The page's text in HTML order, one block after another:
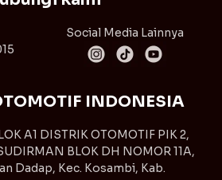
Social Media Lainnya
INDONESIA
A1 DISTRIK OTOMOTIF PIK 2,
BLOK DH NOMOR 11A,
Dadap, Kec. Kosambi, Kab.